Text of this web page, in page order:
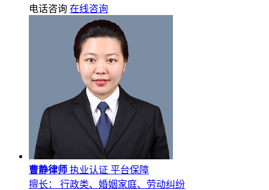
电话咨询 在线咨询
曹静律师 执业认证 平台保障
擅长： 行政类、婚姻家庭、劳动纠纷